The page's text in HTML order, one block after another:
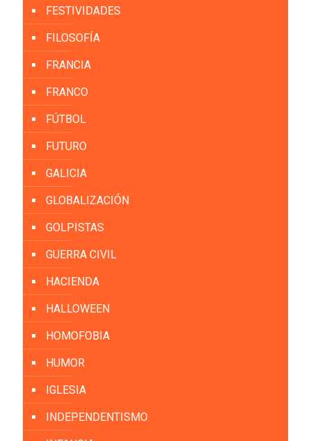
FESTIVIDADES
FILOSOFÍA
FRANCIA
FRANCO
FÚTBOL
FUTURO
GALICIA
GLOBALIZACIÓN
GOLPISTAS
GUERRA CIVIL
HACIENDA
HALLOWEEN
HOMOFOBIA
HUMOR
IGLESIA
INDEPENDENTISMO